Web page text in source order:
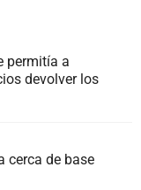
permitía a
devolver los
cerca de base